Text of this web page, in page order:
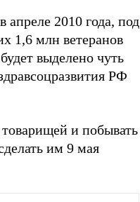
апреле 2010 года, под
1,6 млн ветеранов
выделено чуть
РФ
и побывать
им 9 мая